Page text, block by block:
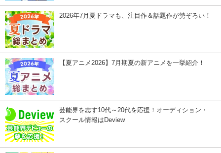
2026年7月夏ドラマも、注目作＆話題作が勢ぞろい！
【夏アニメ2026】7月期夏の新アニメを一挙紹介！
芸能界を志す10代～20代を応援！オーディション・
スクール情報はDeview